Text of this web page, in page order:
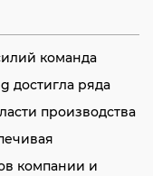
команда
достигла ряда
производства
компании и